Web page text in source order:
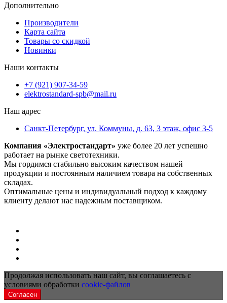
Дополнительно
Производители
Карта сайта
Товары со скидкой
Новинки
Наши контакты
+7 (921) 907-34-59
elektrostandard-spb@mail.ru
Наш адрес
Санкт-Петербург, ул. Коммуны, д. 63, 3 этаж, офис 3-5
Компания «Электростандарт» уже более 20 лет успешно
работает на рынке светотехники.
Мы гордимся стабильно высоким качеством нашей
продукции и постоянным наличием товара на собственных
складах.
Оптимальные цены и индивидуальный подход к каждому
клиенту делают нас надежным поставщиком.
Продолжая использовать наш сайт, вы соглашаетесь с
условиями обработки cookie-файлов
Согласен